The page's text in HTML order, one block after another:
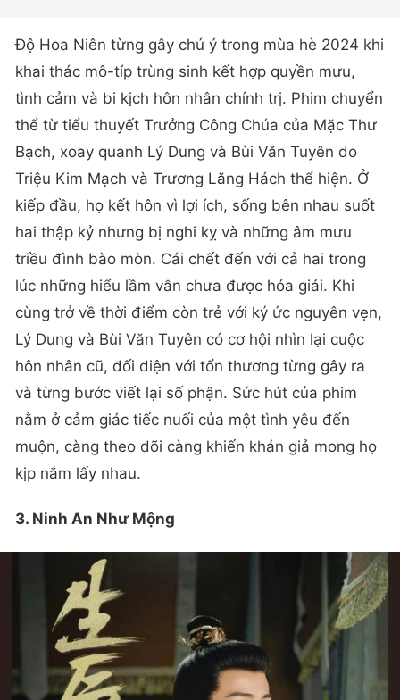
Độ Hoa Niên từng gây chú ý trong mùa hè 2024 khi
khai thác mô-típ trùng sinh kết hợp quyền mưu,
tình cảm và bi kịch hôn nhân chính trị. Phim chuyển
thể từ tiểu thuyết Trưởng Công Chúa của Mặc Thư
Bạch, xoay quanh Lý Dung và Bùi Văn Tuyên do
Triệu Kim Mạch và Trương Lăng Hách thể hiện. Ở
kiếp đầu, họ kết hôn vì lợi ích, sống bên nhau suốt
hai thập kỷ nhưng bị nghi kỵ và những âm mưu
triều đình bào mòn. Cái chết đến với cả hai trong
lúc những hiểu lầm vẫn chưa được hóa giải. Khi
cùng trở về thời điểm còn trẻ với ký ức nguyên vẹn,
Lý Dung và Bùi Văn Tuyên có cơ hội nhìn lại cuộc
hôn nhân cũ, đối diện với tổn thương từng gây ra
và từng bước viết lại số phận. Sức hút của phim
nằm ở cảm giác tiếc nuối của một tình yêu đến
muộn, càng theo dõi càng khiến khán giả mong họ
kịp nắm lấy nhau.
3. Ninh An Như Mộng